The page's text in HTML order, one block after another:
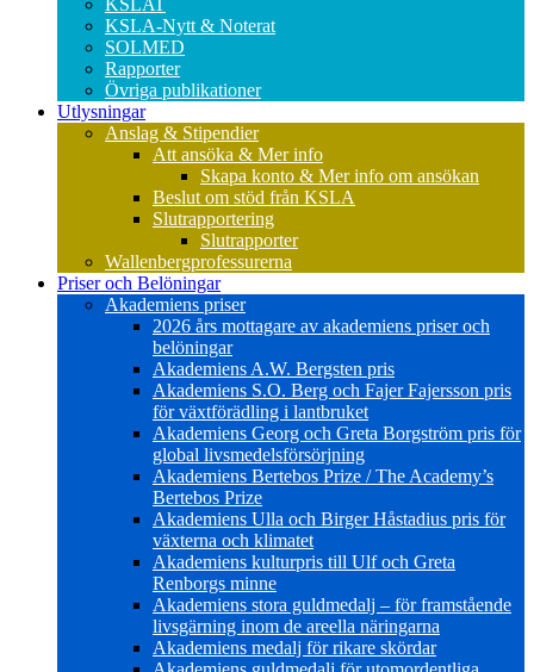
KSLAT
KSLA-Nytt & Noterat
SOLMED
Rapporter
Övriga publikationer
Utlysningar
Anslag & Stipendier
Att ansöka & Mer info
Skapa konto & Mer info om ansökan
Beslut om stöd från KSLA
Slutrapportering
Slutrapporter
Wallenbergprofessurerna
Priser och Belöningar
Akademiens priser
2026 års mottagare av akademiens priser och
belöningar
Akademiens A.W. Bergsten pris
Akademiens S.O. Berg och Fajer Fajersson pris
för växtförädling i lantbruket
Akademiens Georg och Greta Borgström pris för
global livsmedelsförsörjning
Akademiens Bertebos Prize / The Academy’s
Bertebos Prize
Akademiens Ulla och Birger Håstadius pris för
växterna och klimatet
Akademiens kulturpris till Ulf och Greta
Renborgs minne
Akademiens stora guldmedalj – för framstående
livsgärning inom de areella näringarna
Akademiens medalj för rikare skördar